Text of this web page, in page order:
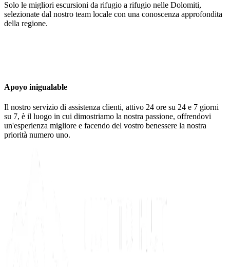
Solo le migliori escursioni da rifugio a rifugio nelle Dolomiti,
selezionate dal nostro team locale con una conoscenza approfondita
della regione.
Apoyo inigualable
Il nostro servizio di assistenza clienti, attivo 24 ore su 24 e 7 giorni
su 7, è il luogo in cui dimostriamo la nostra passione, offrendovi
un'esperienza migliore e facendo del vostro benessere la nostra
priorità numero uno.